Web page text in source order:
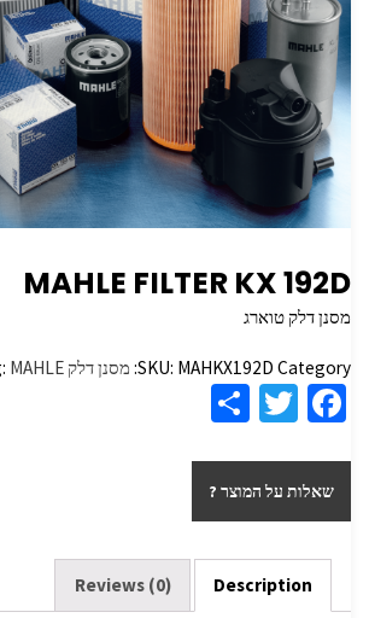
MAHLE FILTER KX 192D
מסנן דלק טוארג
SKU: MAHKX192D Category: מסנן דלק MAHLE
Fa
b
o
o
k
T
tt
er
ar
e
שאלות על המוצר ?
Description
Reviews (0)